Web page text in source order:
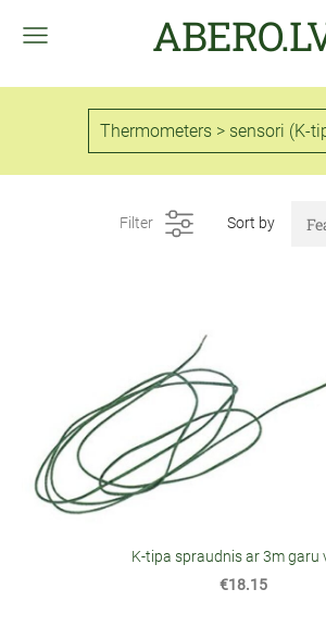
Thermometers > sensori (K-
Filter Sort by
K-tipa spraudnis ar 3m garu
€18.15